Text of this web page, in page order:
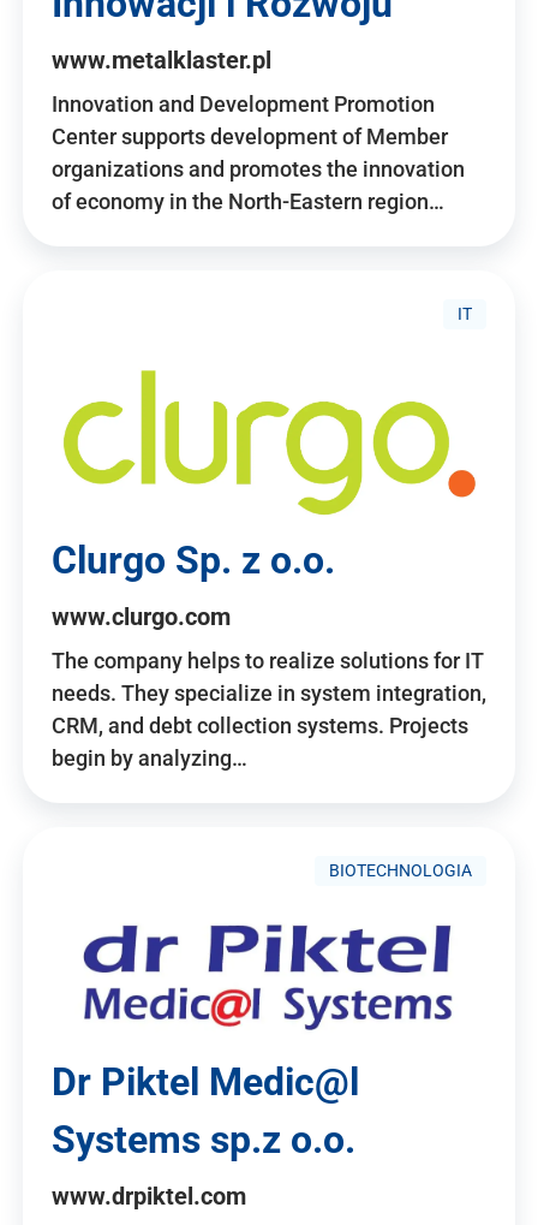
www.metalklaster.pl
Innovation and Development Promotion
Center supports development of Member
organizations and promotes the innovation
of economy in the North-Eastern region…
IT
Clurgo Sp. z o.o.
www.clurgo.com
The company helps to realize solutions for IT
needs. They specialize in system integration,
CRM, and debt collection systems. Projects
begin by analyzing…
BIOTECHNOLOGIA
Dr Piktel Medic@l
Systems sp.z o.o.
www.drpiktel.com